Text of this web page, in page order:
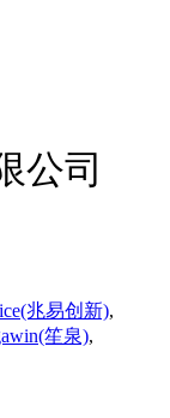
公司
兆易创新),
笙泉),